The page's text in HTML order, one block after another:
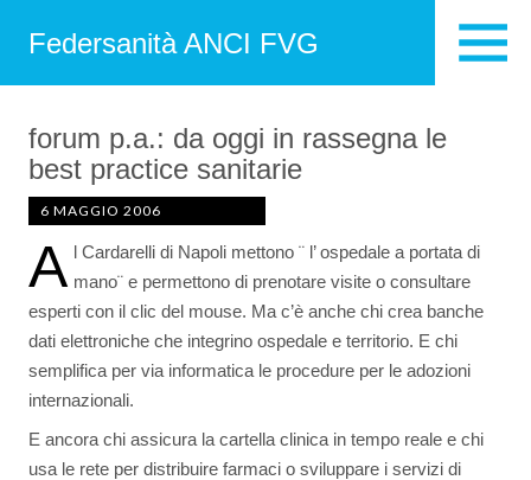
Federsanità ANCI FVG
forum p.a.: da oggi in rassegna le
best practice sanitarie
6 MAGGIO 2006
A l Cardarelli di Napoli mettono ¨ l’ ospedale a portata di
mano¨ e permettono di prenotare visite o consultare
esperti con il clic del mouse. Ma c’è anche chi crea banche
dati elettroniche che integrino ospedale e territorio. E chi
semplifica per via informatica le procedure per le adozioni
internazionali.
E ancora chi assicura la cartella clinica in tempo reale e chi
usa le rete per distribuire farmaci o sviluppare i servizi di